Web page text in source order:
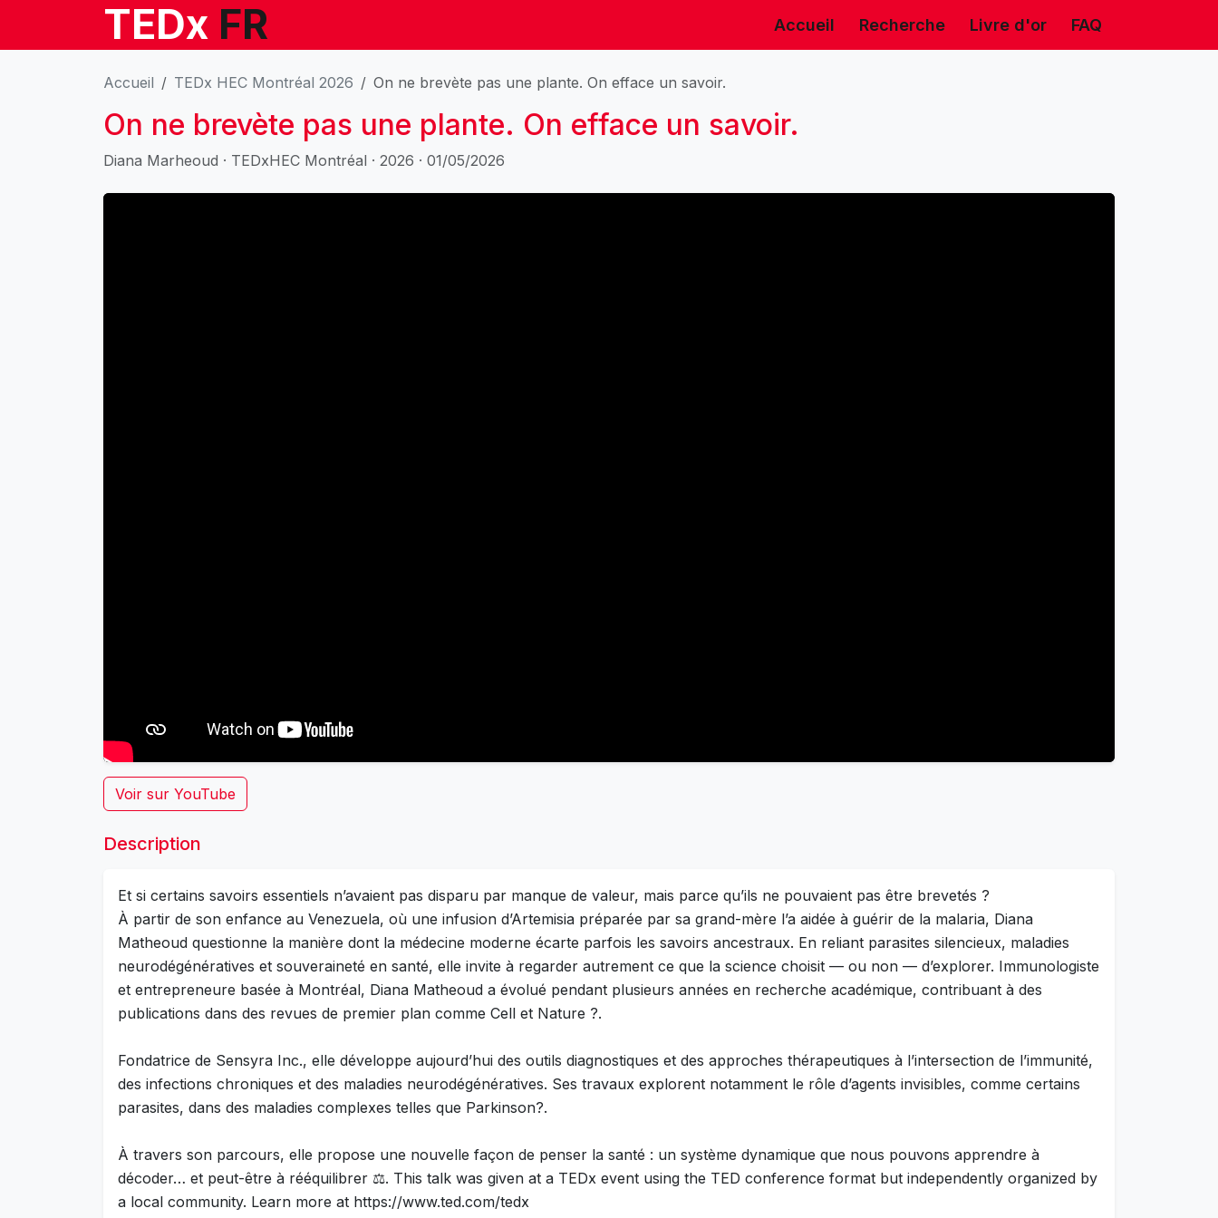
TEDx FR Accueil Recherche Livre d'or FAQ
Accueil TEDx HEC Montréal 2026 On ne brevète pas une plante. On efface un savoir.
On ne brevète pas une plante. On efface un savoir.
Diana Marheoud · TEDxHEC Montréal · 2026 · 01/05/2026
Voir sur YouTube
Description
Et si certains savoirs essentiels n’avaient pas disparu par manque de valeur, mais parce qu’ils ne pouvaient pas être brevetés ?
À partir de son enfance au Venezuela, où une infusion d’Artemisia préparée par sa grand-mère l’a aidée à guérir de la malaria, Diana
Matheoud questionne la manière dont la médecine moderne écarte parfois les savoirs ancestraux. En reliant parasites silencieux, maladies
neurodégénératives et souveraineté en santé, elle invite à regarder autrement ce que la science choisit — ou non — d’explorer. Immunologiste
et entrepreneure basée à Montréal, Diana Matheoud a évolué pendant plusieurs années en recherche académique, contribuant à des
publications dans des revues de premier plan comme Cell et Nature ?.
Fondatrice de Sensyra Inc., elle développe aujourd’hui des outils diagnostiques et des approches thérapeutiques à l’intersection de l’immunité,
des infections chroniques et des maladies neurodégénératives. Ses travaux explorent notamment le rôle d’agents invisibles, comme certains
parasites, dans des maladies complexes telles que Parkinson?.
À travers son parcours, elle propose une nouvelle façon de penser la santé : un système dynamique que nous pouvons apprendre à
décoder… et peut-être à rééquilibrer ⚖️. This talk was given at a TEDx event using the TED conference format but independently organized by
a local community. Learn more at https://www.ted.com/tedx